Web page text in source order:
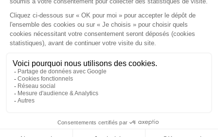
Tél :05 57 55 87 30 - Fax : 05 57 51 73 64
Email :gaucher-piola@gaucher-piola-avocat.fr
NOUS CONTACTER
NOUS LOCALISER
Honoraires Plan du site Mentions légales